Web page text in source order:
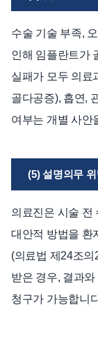
수술 기술 부족,
인해 임플란트가
실패가 모두 의료
골다공증), 흡연,
여부는 개별 사안
(5) 설명의무
의료진은 시술 전
대안적 방법을 환
(의료법 제24조
받은 경우, 결과
청구가 가능합니